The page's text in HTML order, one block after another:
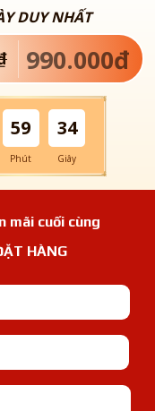
DUY NHẤT
59 32
Phút Giây
990.000đ
cuối cùng
HÀNG